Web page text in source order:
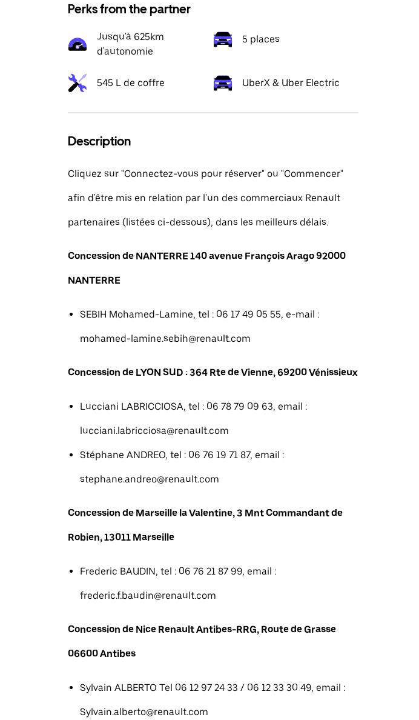
Perks from the partner
Jusqu'à 625km
d'autonomie
5 places
545 L de coffre UberX & Uber Electric
Description
Cliquez sur "Connectez-vous pour réserver" ou "Commencer"
afin d'être mis en relation par l'un des commerciaux Renault
partenaires (listées ci-dessous), dans les meilleurs délais.
Concession de NANTERRE 140 avenue François Arago 92000
NANTERRE
SEBIH Mohamed-Lamine, tel : 06 17 49 05 55, e-mail :
mohamed-lamine.sebih@renault.com
Concession de LYON SUD : 364 Rte de Vienne, 69200 Vénissieux
Lucciani LABRICCIOSA, tel : 06 78 79 09 63, email :
lucciani.labricciosa@renault.com
Stéphane ANDREO, tel : 06 76 19 71 87, email :
stephane.andreo@renault.com
Concession de Marseille la Valentine, 3 Mnt Commandant de
Robien, 13011 Marseille
Frederic BAUDIN, tel : 06 76 21 87 99, email :
frederic.f.baudin@renault.com
Concession de Nice Renault Antibes-RRG, Route de Grasse
06600 Antibes
Sylvain ALBERTO Tel 06 12 97 24 33 / 06 12 33 30 49, email :
Sylvain.alberto@renault.com